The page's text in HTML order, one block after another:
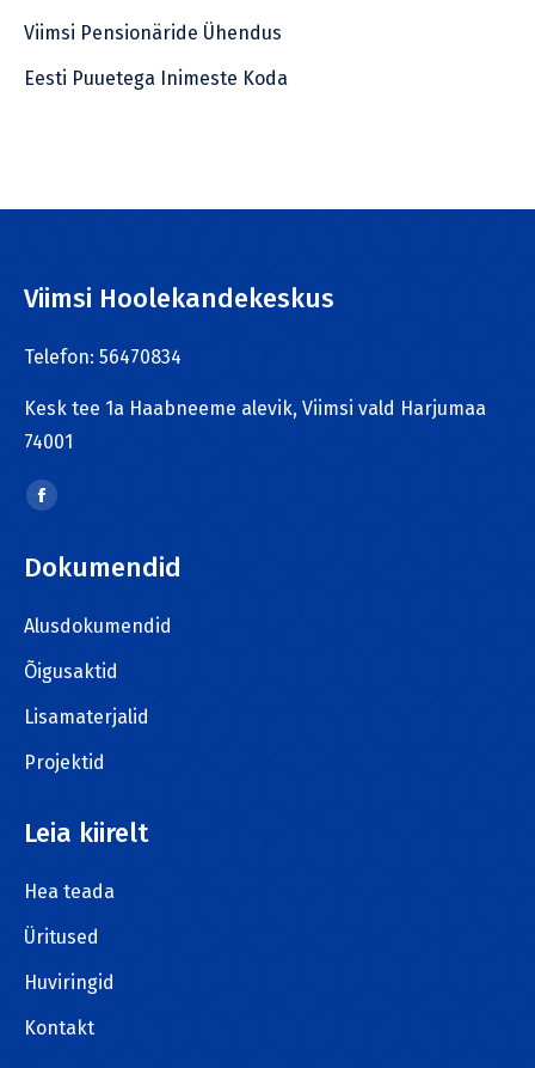
Viimsi Pensionäride Ühendus
Eesti Puuetega Inimeste Koda
Viimsi Hoolekandekeskus
Telefon: 56470834
Kesk tee 1a Haabneeme alevik, Viimsi vald Harjumaa
74001
Find us on:
Facebook
opens
new
window
Dokumendid
Alusdokumendid
Õigusaktid
Lisamaterjalid
Projektid
Leia kiirelt
Hea teada
Üritused
Huviringid
Kontakt